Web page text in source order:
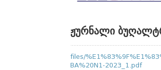
ჟურნალი
files/
BA%20N1-2023_1.pdf